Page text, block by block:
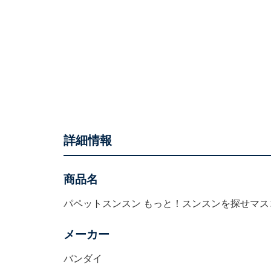
詳細情報
商品名
パペットスンスン もっと！スンスンを探せマ
メーカー
バンダイ